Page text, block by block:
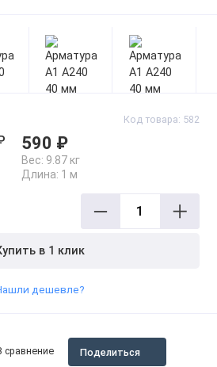
Код товара: 582
590 ₽
Вес: 9.87 кг
Длина: 1 м
в 1 клик
дешевле?
сравнение Поделиться